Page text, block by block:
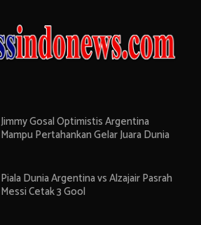
Jimmy Gosal Optimistis Argentina
Mampu Pertahankan Gelar Juara Dunia
Piala Dunia Argentina vs Alzajair Pasrah
Messi Cetak 3 Gool